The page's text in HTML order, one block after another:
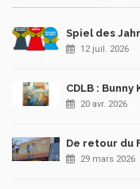
Spiel des
12 juil. 2026
CDLB :
20 avr. 2026
De retour du
29 mars 2026